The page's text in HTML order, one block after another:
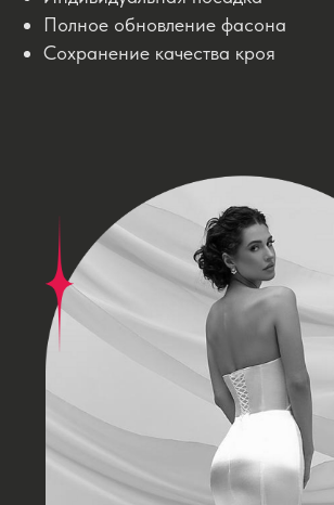
Полное обновление фасона
Сохранение качества кроя